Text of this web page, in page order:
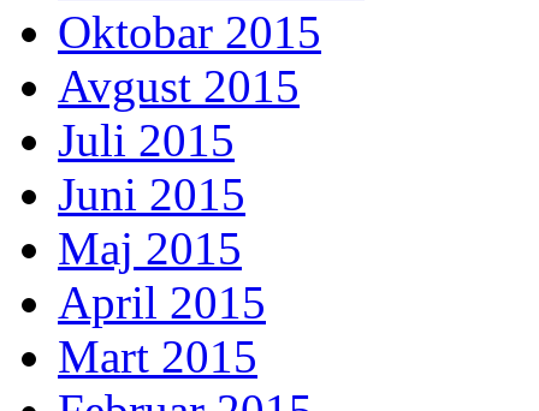
Oktobar 2015
Avgust 2015
Juli 2015
Juni 2015
Maj 2015
April 2015
Mart 2015